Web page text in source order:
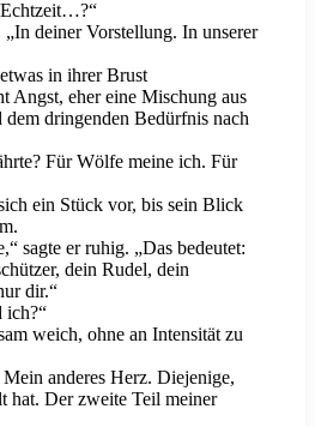
Echtzeit…?“
„In deiner Vorstellung. In unserer
in ihrer Brust
Angst, eher eine Mischung aus
dem dringenden Bedürfnis nach
Für Wölfe meine ich. Für
ein Stück vor, bis sein Blick
sagte er ruhig. „Das bedeutet:
dein Rudel, dein
dir.“
ich?“
weich, ohne an Intensität zu
anderes Herz. Diejenige,
hat. Der zweite Teil meiner